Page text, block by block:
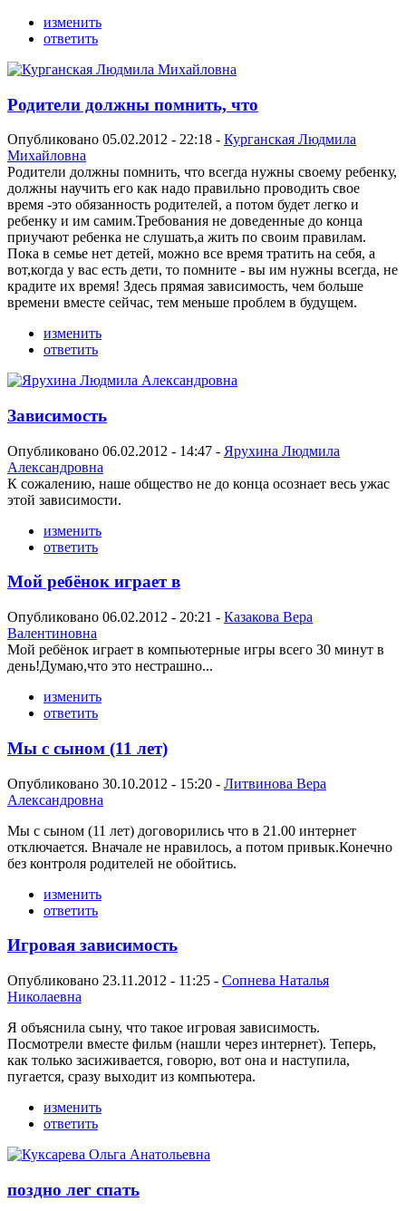
изменить
ответить
Родители должны помнить, что
Опубликовано 05.02.2012 - 22:18 - Курганская Людмила
Михайловна
Родители должны помнить, что всегда нужны своему ребенку,
должны научить его как надо правильно проводить свое
время -это обязанность родителей, а потом будет легко и
ребенку и им самим.Требования не доведенные до конца
приучают ребенка не слушать,а жить по своим правилам.
Пока в семье нет детей, можно все время тратить на себя, а
вот,когда у вас есть дети, то помните - вы им нужны всегда, не
крадите их время! Здесь прямая зависимость, чем больше
времени вместе сейчас, тем меньше проблем в будущем.
изменить
ответить
Зависимость
Опубликовано 06.02.2012 - 14:47 - Ярухина Людмила
Александровна
К сожалению, наше общество не до конца осознает весь ужас
этой зависимости.
изменить
ответить
Мой ребёнок играет в
Опубликовано 06.02.2012 - 20:21 - Казакова Вера
Валентиновна
Мой ребёнок играет в компьютерные игры всего 30 минут в
день!Думаю,что это нестрашно...
изменить
ответить
Мы с сыном (11 лет)
Опубликовано 30.10.2012 - 15:20 - Литвинова Вера
Александровна
Мы с сыном (11 лет) договорились что в 21.00 интернет
отключается. Вначале не нравилось, а потом привык.Конечно
без контроля родителей не обойтись.
изменить
ответить
Игровая зависимость
Опубликовано 23.11.2012 - 11:25 - Сопнева Наталья
Николаевна
Я объяснила сыну, что такое игровая зависимость.
Посмотрели вместе фильм (нашли через интернет). Теперь,
как только засиживается, говорю, вот она и наступила,
пугается, сразу выходит из компьютера.
изменить
ответить
поздно лег спать